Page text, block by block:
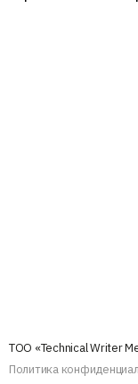
ТОО «Technical Writer
Политика